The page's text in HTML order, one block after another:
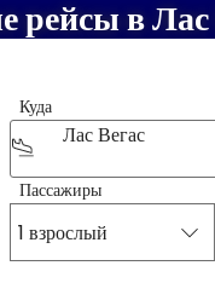
рейсы в Лас
Куда
Лас Вегас
Пассажиры
1 взрослый